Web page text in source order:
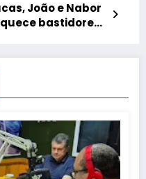
João e Nabor
bastidores